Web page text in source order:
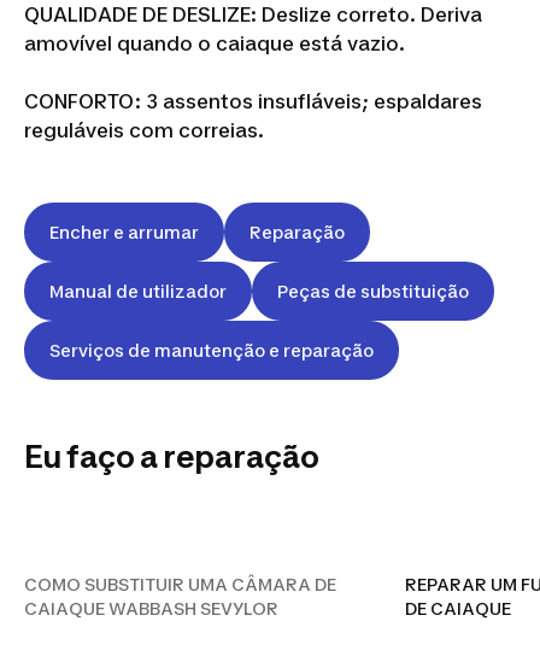
QUALIDADE DE DESLIZE: Deslize correto. Deriva
amovível quando o caiaque está vazio.
CONFORTO: 3 assentos insufláveis; espaldares
reguláveis com correias.
Encher e arrumar Reparação
Manual de utilizador Peças de substituição
Serviços de manutenção e reparação
Eu faço a reparação
COMO SUBSTITUIR UMA
COMO SUBSTITUIR UMA CÂMARA DE
CAIAQUE WABBASH SEVYLOR
REPARAR UM
DE CAIAQUE